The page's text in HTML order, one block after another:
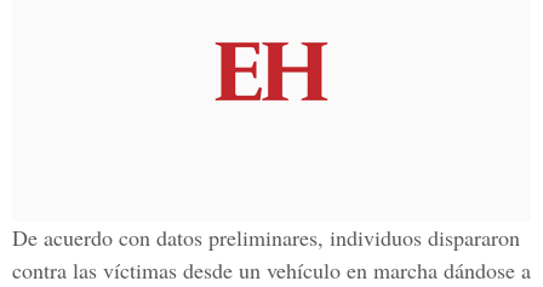
De acuerdo con datos preliminares, individuos dispararon
contra las víctimas desde un vehículo en marcha dándose a